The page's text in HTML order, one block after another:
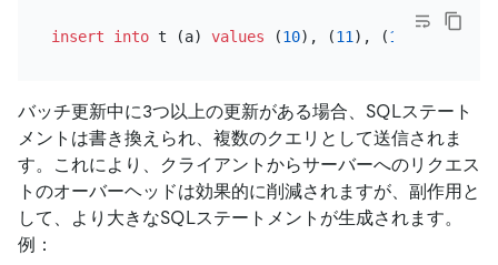
insert into t (a) values (10), (11 ), (12
バッチ更新中に3つ以上の更新がある場合、SQLステート
メントは書き換えられ、複数のクエリとして送信されま
す。これにより、クライアントからサーバーへのリクエス
トのオーバーヘッドは効果的に削減されますが、副作用と
して、より大きなSQLステートメントが生成されます。
例：